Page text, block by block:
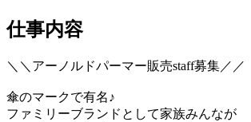
仕事内容
＼＼アーノルドパーマー販売staff募集／／
傘のマークで有名♪
ファミリーブランドとして家族みんなが